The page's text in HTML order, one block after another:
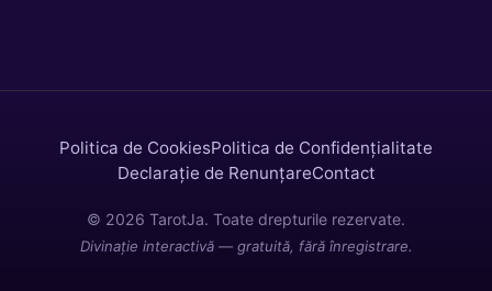
Politica de CookiesPolitica de Confidențialitate
Declarație de RenunțareContact
© 2026 TarotJa. Toate drepturile rezervate.
Divinație interactivă — gratuită, fără înregistrare.